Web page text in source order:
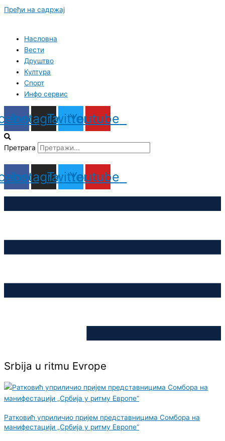
Пређи на садржај
Насловна
Вести
Друштво
Култура
Спорт
Инфо сервис
Instagram
TwitterYoutube
Претрага
Instagram
TwitterYoutube
Srbija u ritmu Evrope
Ратковић уприличио пријем представницима Сомбора на
манифестацији „Србија у ритму Европе“